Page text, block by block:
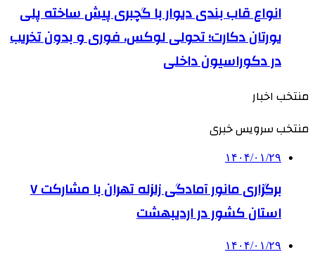
انواع قاب بندی دیوار با گچبری پیش ساخته پلی
یورتان دکارت؛ تحولی لوکس، فوری و بدون تخریب
در دکوراسیون داخلی
منتخب اخبار
منتخب سرویس خبری
۱۴۰۴/۰۱/۲۹
برگزاری مانور آمادگی زلزله تهران با مشارکت ۷
استان کشور در اردیبهشت
۱۴۰۴/۰۱/۲۹